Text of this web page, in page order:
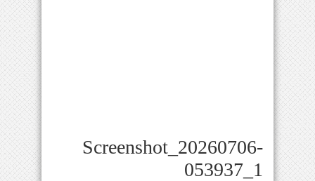
Screenshot_20260706-
053937_1